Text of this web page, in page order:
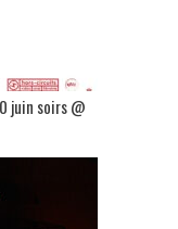
juin soirs @